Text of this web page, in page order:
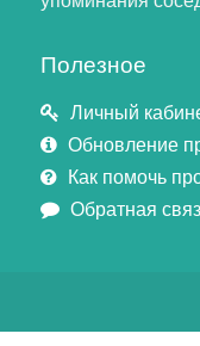
Полезное
Личный
Обновление
Как помочь
Обратная